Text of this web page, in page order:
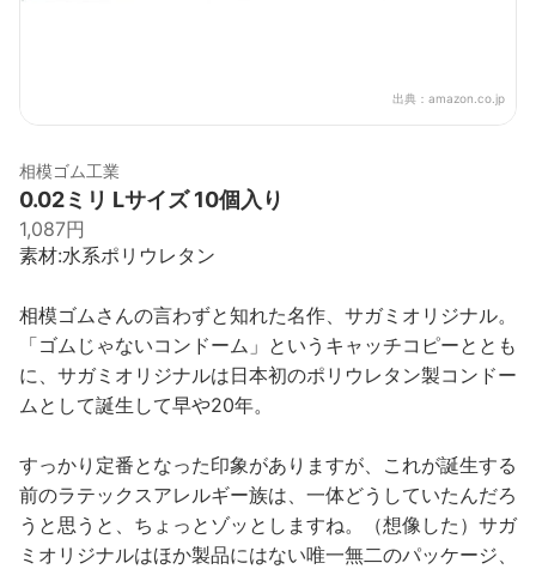
出典： amazon.co.jp
相模ゴム工業
0.02ミリ Lサイズ 10個入り
1,087円
素材:水系ポリウレタン
相模ゴムさんの言わずと知れた名作、サガミオリジナル。
「ゴムじゃないコンドーム」というキャッチコピーととも
に、サガミオリジナルは日本初のポリウレタン製コンドー
ムとして誕生して早や20年。
すっかり定番となった印象がありますが、これが誕生する
前のラテックスアレルギー族は、一体どうしていたんだろ
うと思うと、ちょっとゾッとしますね。（想像した）サガ
ミオリジナルはほか製品にはない唯一無二のパッケージ、